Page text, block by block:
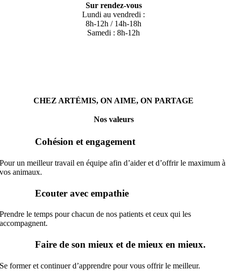
Sur rendez-vous
Lundi au vendredi :
8h-12h / 14h-18h
Samedi : 8h-12h
CHEZ ARTÉMIS, ON AIME, ON PARTAGE
Nos valeurs
Cohésion et engagement
Pour un meilleur travail en équipe afin d’aider et d’offrir le maximum à
vos animaux.
Ecouter avec empathie
Prendre le temps pour chacun de nos patients et ceux qui les
accompagnent.
Faire de son mieux et de mieux en mieux.
Se former et continuer d’apprendre pour vous offrir le meilleur.